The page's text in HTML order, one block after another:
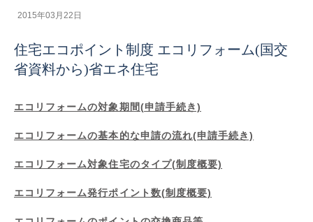
2015年03月22日
住宅エコポイント制度 エコリフォーム(国交
省資料から)省エネ住宅
エコリフォームの対象期間(申請手続き)
エコリフォームの基本的な申請の流れ(申請手続き)
エコリフォーム対象住宅のタイプ(制度概要)
エコリフォーム発行ポイント数(制度概要)